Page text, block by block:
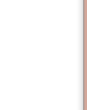
자
여
#프